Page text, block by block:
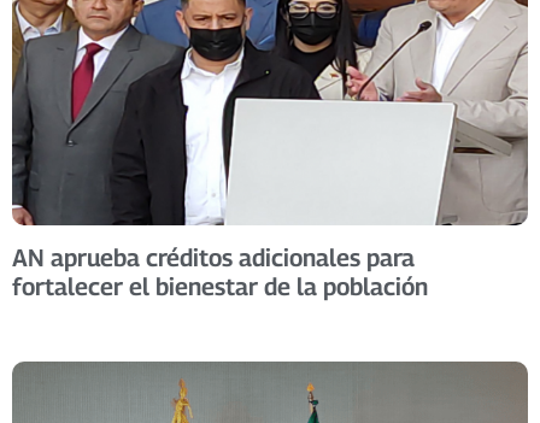
AN aprueba créditos adicionales para
fortalecer el bienestar de la población